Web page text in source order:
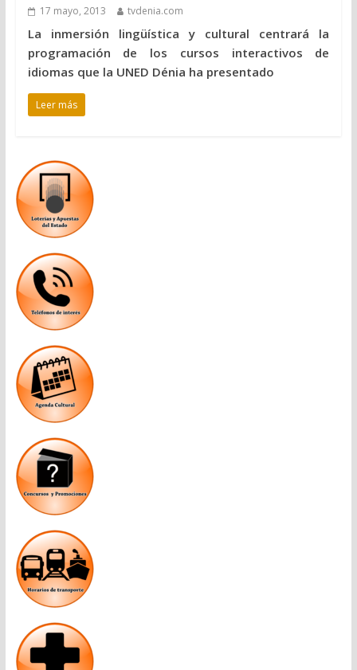
17 mayo, 2013 tvdenia.com
La inmersión lingüística y cultural centrará la
programación de los cursos interactivos de
idiomas que la UNED Dénia ha presentado
Leer más